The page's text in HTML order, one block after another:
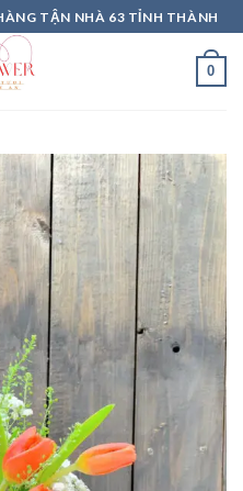
TẬN NHÀ 63 TỈNH THÀNH
0